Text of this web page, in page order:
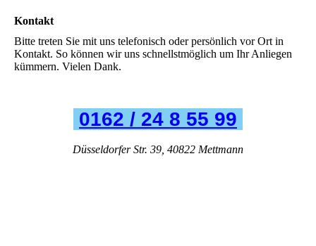
Kontakt
Bitte treten Sie mit uns telefonisch oder persönlich vor Ort in
Kontakt. So können wir uns schnellstmöglich um Ihr Anliegen
kümmern. Vielen Dank.
0162 / 24 8 55 99
Düsseldorfer Str. 39, 40822 Mettmann